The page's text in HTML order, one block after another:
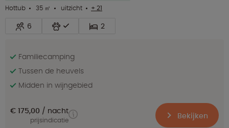
Hottub
35 ㎡ uitzicht + 21
6 2
Familiecamping
Tussen de heuvels
Midden in wijngebied
€ 175,00 nacht
prijsindicatie Bekijken